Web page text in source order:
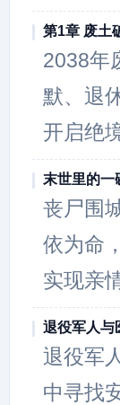
第1章 废土
2038年
默、退
开启绝
末世里的一
丧尸围
依为命
实现亲
退役军人与
退役军
中寻找